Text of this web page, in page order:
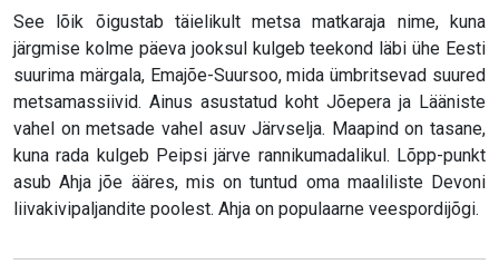
See lõik õigustab täielikult metsa matkaraja nime, kuna
järgmise kolme päeva jooksul kulgeb teekond läbi ühe Eesti
suurima märgala, Emajõe-Suursoo, mida ümbritsevad suured
metsamassiivid. Ainus asustatud koht Jõepera ja Lääniste
vahel on metsade vahel asuv Järvselja. Maapind on tasane,
kuna rada kulgeb Peipsi järve rannikumadalikul. Lõpp-punkt
asub Ahja jõe ääres, mis on tuntud oma maaliliste Devoni
liivakivipaljandite poolest. Ahja on populaarne veespordijõgi.